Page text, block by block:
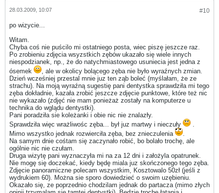
#10
28.03.2009, 10:07
po wizycie...
Witam.
Chyba coś nie puścilo mi ostatniego posta, wiec piszę jeszcze raz.
Po zrobieniu zdjęcia wsyzstkich zębów ukazało się wiele innych
niespodzianek, np., że do natychmiastowego usuniecia jest jedna z
ósemek
, ale w okolicy bolącego zęba nie było wyraźnych zmian.
Dzień wcześniej przestal mnie juz ten ząb boleć (myślałam, że ze
strachu). Na moją wyraźną sugestię pani dentystka sprawdziła mi tego
zęba dokładnie, kazała zrobić jeszcze zdjęcie punktowe, które też nic
nie wykazało (zdjęć nie mam ponieżaż zostały na komputerze u
technika do wglądu dentystki).
Pani poradziła sie koleżanki i obie nic nie znalazły.
Sprawdziła więc wrażliwośc zęba... był juz martwy i nieczuły
.
Mimo wszystko jednak rozwierciła zęba, bez znieczulenia
.
Na samym dnie cośtam się zaczynało robić, bo bolało trochę, ale
ogólnie nic nie czułam.
Druga wizytę pani wyznaczyła mi na za 12 dni i założyla opatrunek.
Nie mogę się doczekać, kiedy będę miala juz skończonego tego zęba.
Zdjęcie panoramiczne polecam wszystkim, Kosztowalo 50zł (jeśli z
wydrukiem 60). Można sie sporo dowiedzieć o swoim uzębieniu.
Okazało się, ze poprzednio chodzilam jednak do partacza (mimo złych